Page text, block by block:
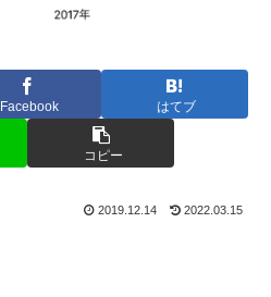
Facebook はてブ
コピー
2019.12.14 2022.03.15